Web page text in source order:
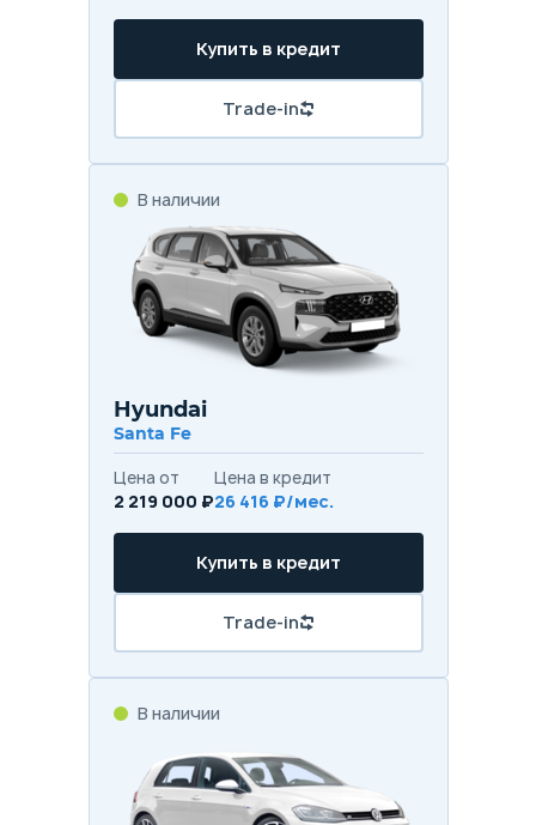
Купить в кредит
Trade-in
В наличии
Hyundai
Santa Fe
Цена от
2 219 000 ₽
Цена в кредит
26 416 ₽/мес.
Купить в кредит
Trade-in
В наличии